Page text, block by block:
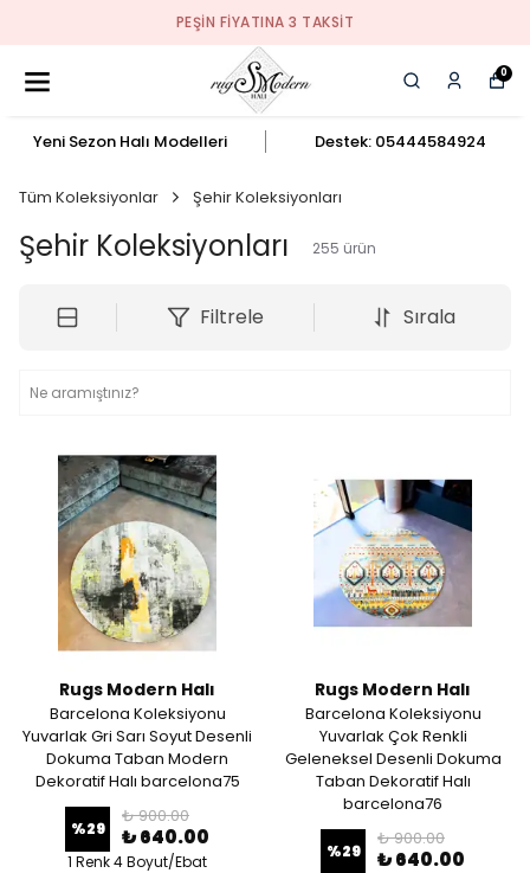
PEŞIN FIYATINA 3 TAKSIT
0
Yeni Sezon Halı Modelleri Destek: 05444584924
Tüm Koleksiyonlar Şehir Koleksiyonları
Şehir Koleksiyonları 255 ürün
Filtrele Sırala
Rugs Modern Halı
Barcelona Koleksiyonu
Yuvarlak Gri Sarı Soyut Desenli
Dokuma Taban Modern
Dekoratif Halı barcelona75
%29
₺ 900.00
₺ 640.00
1 Renk 4 Boyut/Ebat
Rugs Modern Halı
Barcelona Koleksiyonu
Yuvarlak Çok Renkli
Geleneksel Desenli Dokuma
Taban Dekoratif Halı
barcelona76
%29
₺ 900.00
₺ 640.00